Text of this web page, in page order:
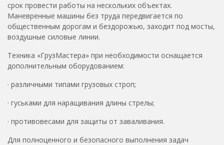
срок провести работы на нескольких объектах.
Маневренные машины без труда передвигается по
общественным дорогам и бездорожью, заходит под мосты,
воздушные силовые линии.
Техника «ГрузМастера» при необходимости оснащается
дополнительным оборудованием:
· различными типами грузовых строп;
· гуськами для наращивания длины стрелы;
· противовесами для защиты от заваливания.
Для полноценного и безопасного выполнения задач